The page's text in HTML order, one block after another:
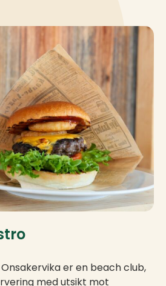
er en beach club,
med utsikt mot